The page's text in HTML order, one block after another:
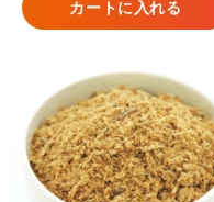
カートに入れる